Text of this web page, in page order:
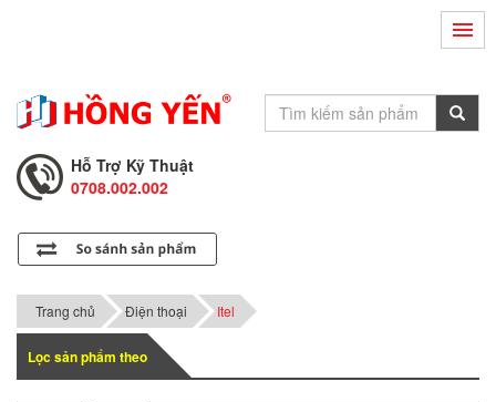
Tư Vấn Bán Hàng
Hỗ Trợ Kỹ Thuật
0708.002.002
0708.001.001
Trang chủ Điện thoại Itel
Lọc sản phẩm theo